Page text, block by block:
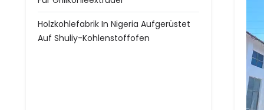
Holzkohlefabrik In Nigeria Aufgerüstet
Auf Shuliy-Kohlenstoffofen